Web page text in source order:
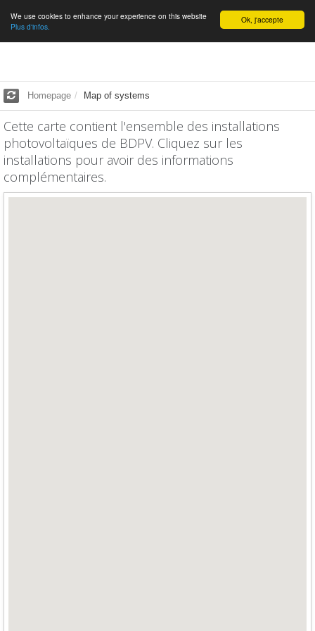
English Ok, j'accepte
We use cookies to enhance your experience on this website
Plus d'infos.
Homepage Map of systems
Cette carte contient l'ensemble des installations
photovoltaïques de BDPV. Cliquez sur les
installations pour avoir des informations
complémentaires.